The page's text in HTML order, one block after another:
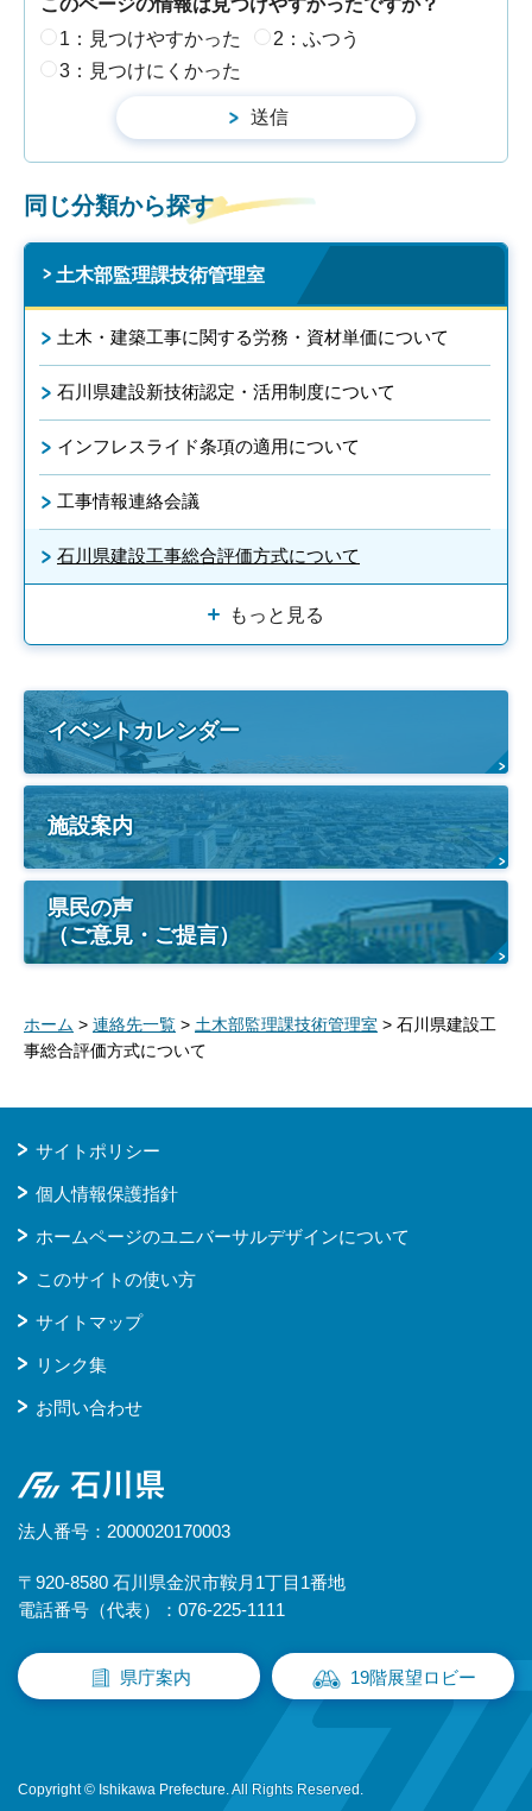
このページの情報は見つけやすかったですか？
1：見つけやすかった
2：ふつう
3：見つけにくかった
同じ分類から探す
土木部監理課技術管理室
土木・建築工事に関する労務・資材単価について
石川県建設新技術認定・活用制度について
インフレスライド条項の適用について
工事情報連絡会議
石川県建設工事総合評価方式について
もっと見る
イベントカレンダー
施設案内
県民の声
（ご意見・ご提言）
ホーム > 連絡先一覧 > 土木部監理課技術管理室 > 石川県建設工
事総合評価方式について
サイトポリシー
個人情報保護指針
ホームページのユニバーサルデザインについて
このサイトの使い方
サイトマップ
リンク集
お問い合わせ
石川県
法人番号：2000020170003
〒920-8580 石川県金沢市鞍月1丁目1番地
電話番号（代表）：076-225-1111
県庁案内 19階展望ロビー
Copyright © Ishikawa Prefecture. All Rights Reserved.